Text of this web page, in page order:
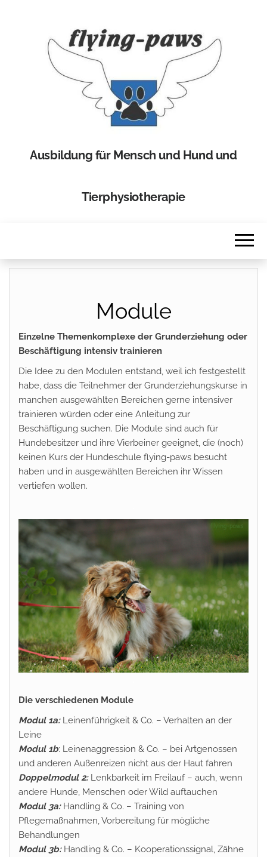
Ausbildung für Mensch und Hund und
Tierphysiotherapie
Module
Einzelne Themenkomplexe der Grunderziehung oder
Beschäftigung intensiv trainieren
Die Idee zu den Modulen entstand, weil ich festgestellt
habe, dass die Teilnehmer der Grunderziehungskurse in
manchen ausgewählten Bereichen gerne intensiver
trainieren würden oder eine Anleitung zur
Beschäftigung suchen. Die Module sind auch für
Hundebesitzer und ihre Vierbeiner geeignet, die (noch)
keinen Kurs der Hundeschule flying-paws besucht
haben und in ausgewählten Bereichen ihr Wissen
vertiefen wollen.
Die verschiedenen Module
Modul 1a:Leinenführigkeit & Co. – Verhalten an der
Leine
Modul 1b: Leinenaggression & Co. – bei Artgenossen
und anderen Außenreizen nicht aus der Haut fahren
Doppelmodul 2: Lenkbarkeit im Freilauf – auch, wenn
andere Hunde, Menschen oder Wild auftauchen
Modul 3a:Handling & Co. – Training von
Pflegemaßnahmen, Vorbereitung für mögliche
Behandlungen
Modul 3b:Handling & Co. – Kooperationssignal, Zähne